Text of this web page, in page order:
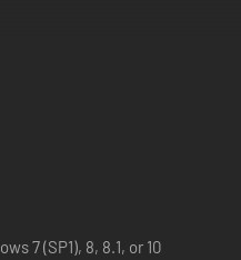
7 (SP1), 8, 8.1, or 10